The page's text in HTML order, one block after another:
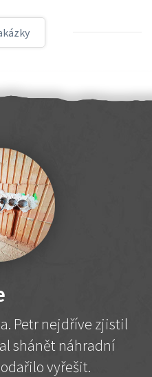
Petr nejdříve zjistil
shánět náhradní
vyřešit.